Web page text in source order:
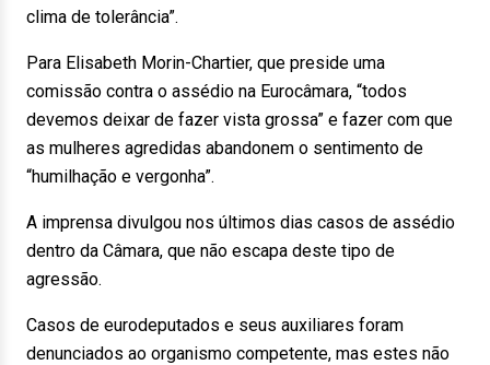
clima de tolerância”.
Para Elisabeth Morin-Chartier, que preside uma
comissão contra o assédio na Eurocâmara, “todos
devemos deixar de fazer vista grossa” e fazer com que
as mulheres agredidas abandonem o sentimento de
“humilhação e vergonha”.
A imprensa divulgou nos últimos dias casos de assédio
dentro da Câmara, que não escapa deste tipo de
agressão.
Casos de eurodeputados e seus auxiliares foram
denunciados ao organismo competente, mas estes não